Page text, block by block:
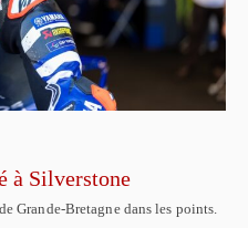
à Silverstone
Grande-Bretagne dans les points.